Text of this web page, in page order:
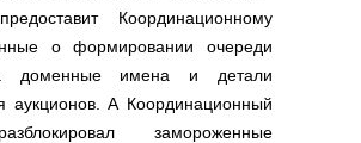
Координационному
о формировании очереди
доменные имена и детали
аукционов. А Координационный
замороженные